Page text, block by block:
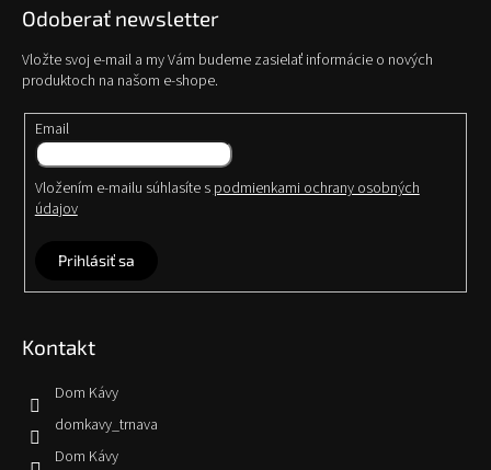
Odoberať newsletter
Vložte svoj e-mail a my Vám budeme zasielať informácie o nových
produktoch na našom e-shope.
Email
Vložením e-mailu súhlasíte s podmienkami ochrany osobných
údajov
Prihlásiť sa
Kontakt
Dom Kávy
domkavy_trnava
Dom Kávy